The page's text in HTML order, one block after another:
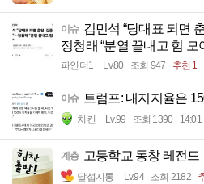
이슈 김민석 “당대표 되면
정청래 “분열 끝내고 힘 모
파인더1 Lv.80 조회 947 추천 1
이슈 트럼프: 내지지율은
치킨 Lv.99 조회 1390 14:01
계층 고등학교 동창 레전드
달섭지롱 Lv.94 조회 2182